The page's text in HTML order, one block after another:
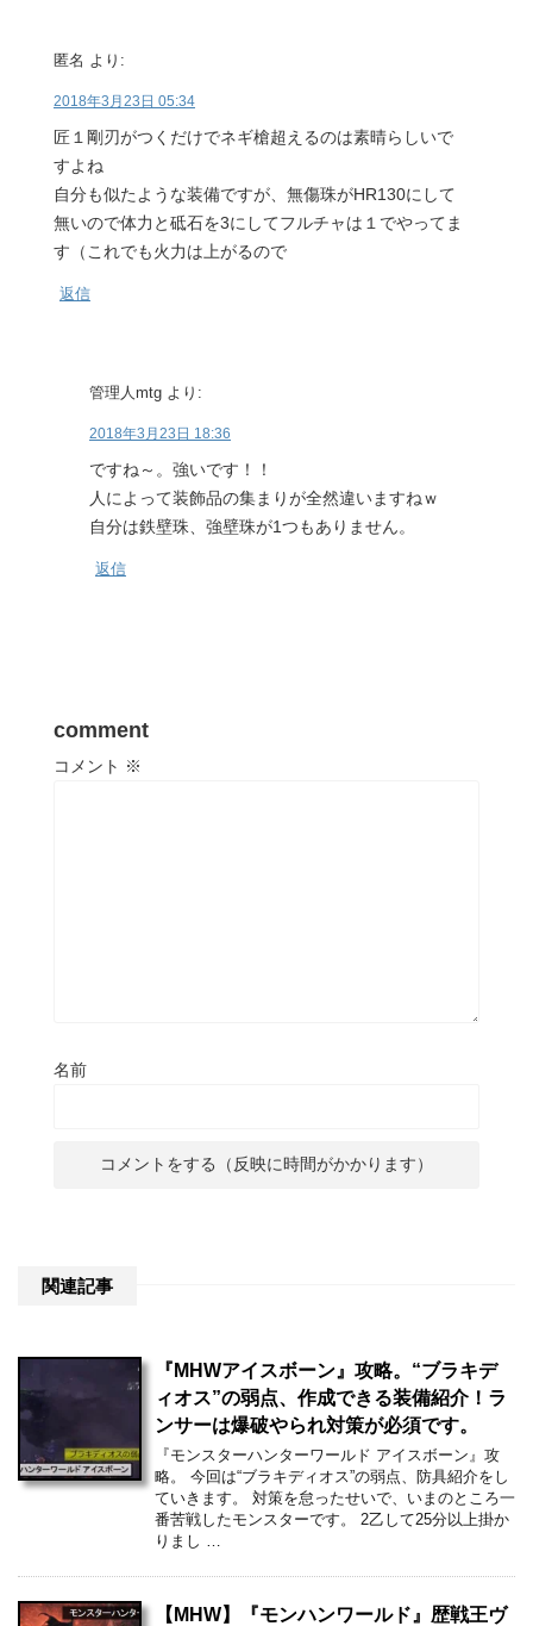
匿名 より:
2018年3月23日 05:34
匠１剛刃がつくだけでネギ槍超えるのは素晴らしいで
すよね
自分も似たような装備ですが、無傷珠がHR130にして
無いので体力と砥石を3にしてフルチャは１でやってま
す（これでも火力は上がるので
返信
管理人mtg より:
2018年3月23日 18:36
ですね～。強いです！！
人によって装飾品の集まりが全然違いますねｗ
自分は鉄壁珠、強壁珠が1つもありません。
返信
comment
コメント ※
名前
関連記事
『MHWアイスボーン』攻略。“ブラキデ
ィオス”の弱点、作成できる装備紹介！ラ
ンサーは爆破やられ対策が必須です。
『モンスターハンターワールド アイスボーン』攻
略。 今回は“ブラキディオス”の弱点、防具紹介をし
ていきます。 対策を怠ったせいで、いまのところ一
番苦戦したモンスターです。 2乙して25分以上掛か
りまし …
【MHW】『モンハンワールド』歴戦王ヴ